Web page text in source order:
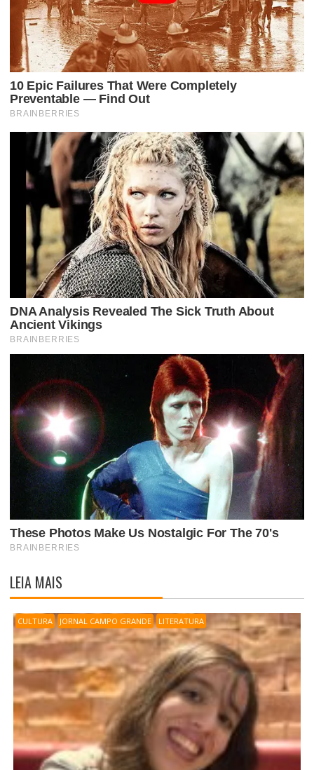
LEIA MAIS
CULTURA JORNAL CAMPO GRANDE LITERATURA